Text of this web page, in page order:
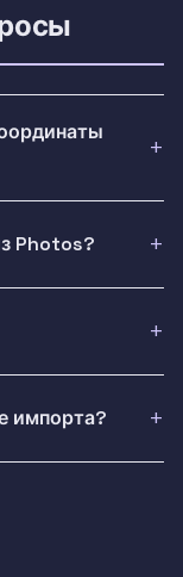
Photos?
импорта?